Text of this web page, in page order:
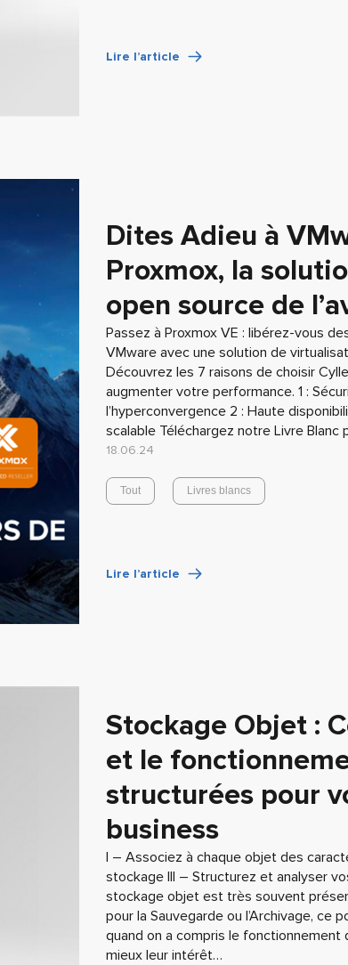
Lire l’article
Dites Adieu à
Proxmox, la
open source de
Passez à Proxmox VE : libérez-vous
VMware avec une solution de
Découvrez les 7 raisons de choisir
augmenter votre performance. 1 :
l’hyperconvergence 2 : Haute
scalable Téléchargez notre Livre
18.06.24
Tout Livres blancs
Lire l’article
Stockage Objet :
et le
structurées pour
business
I – Associez à chaque objet des
stockage III – Structurez et analyser
stockage objet est très souvent
pour la Sauvegarde ou l’Archivage, ce
quand on a compris le
mieux leur intérêt…